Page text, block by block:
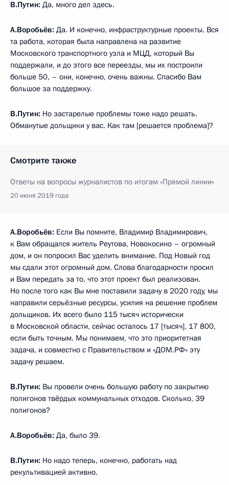
В.Путин: Да, много дел здесь.
А.Воробьёв: Да. И конечно, инфраструктурные проекты. Вся
та работа, которая была направлена на развитие
Московского транспортного узла и МЦД, который Вы
поддержали, и до этого все переезды, мы их построили
больше 50, – они, конечно, очень важны. Спасибо Вам
большое за поддержку.
В.Путин: Но застарелые проблемы тоже надо решать.
Обманутые дольщики у вас. Как там [решается проблема]?
Смотрите также
Ответы на вопросы журналистов по итогам «Прямой линии»
20 июня 2019 года
А.Воробьёв: Если Вы помните, Владимир Владимирович,
к Вам обращался житель Реутова, Новокосино – огромный
дом, и он попросил Вас уделить внимание. Под Новый год
мы сдали этот огромный дом. Слова благодарности просил
и Вам передать за то, что этот проект был реализован.
Но после того как Вы мне поставили задачу в 2020 году, мы
направили серьёзные ресурсы, усилия на решение проблем
дольщиков. Их всего было 115 тысяч исторически
в Московской области, сейчас осталось 17 [тысяч], 17 800,
если быть точным. Мы понимаем, что это приоритетная
задача, и совместно с Правительством и «ДОМ.РФ» эту
задачу решаем.
В.Путин: Вы провели очень большую работу по закрытию
полигонов твёрдых коммунальных отходов. Сколько, 39
полигонов?
А.Воробьёв: Да, было 39.
В.Путин: Но надо теперь, конечно, работать над
рекультивацией активно.